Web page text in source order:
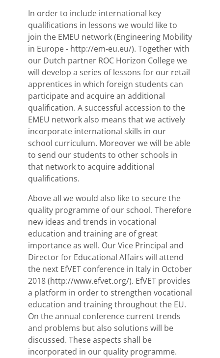
In order to include international key
qualifications in lessons we would like to
join the EMEU network (Engineering Mobility
in Europe - http://em-eu.eu/). Together with
our Dutch partner ROC Horizon College we
will develop a series of lessons for our retail
apprentices in which foreign students can
participate and acquire an additional
qualification. A successful accession to the
EMEU network also means that we actively
incorporate international skills in our
school curriculum. Moreover we will be able
to send our students to other schools in
that network to acquire additional
qualifications.
Above all we would also like to secure the
quality programme of our school. Therefore
new ideas and trends in vocational
education and training are of great
importance as well. Our Vice Principal and
Director for Educational Affairs will attend
the next EfVET conference in Italy in October
2018 (http://www.efvet.org/). EfVET provides
a platform in order to strengthen vocational
education and training throughout the EU.
On the annual conference current trends
and problems but also solutions will be
discussed. These aspects shall be
incorporated in our quality programme.